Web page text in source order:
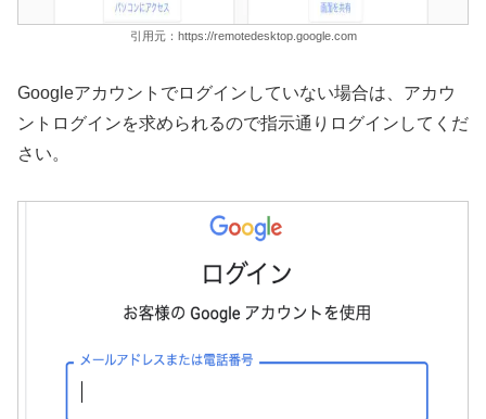
引用元：https://remotedesktop.google.com
Googleアカウントでログインしていない場合は、アカウ
ントログインを求められるので指示通りログインしてくだ
さい。